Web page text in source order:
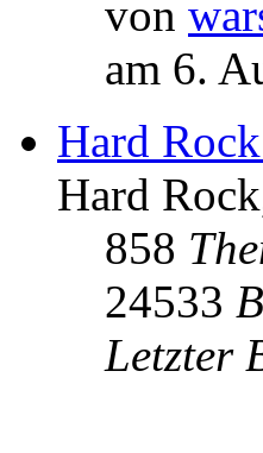
von
am 6.
Hard
Hard
858
24533
Letzter